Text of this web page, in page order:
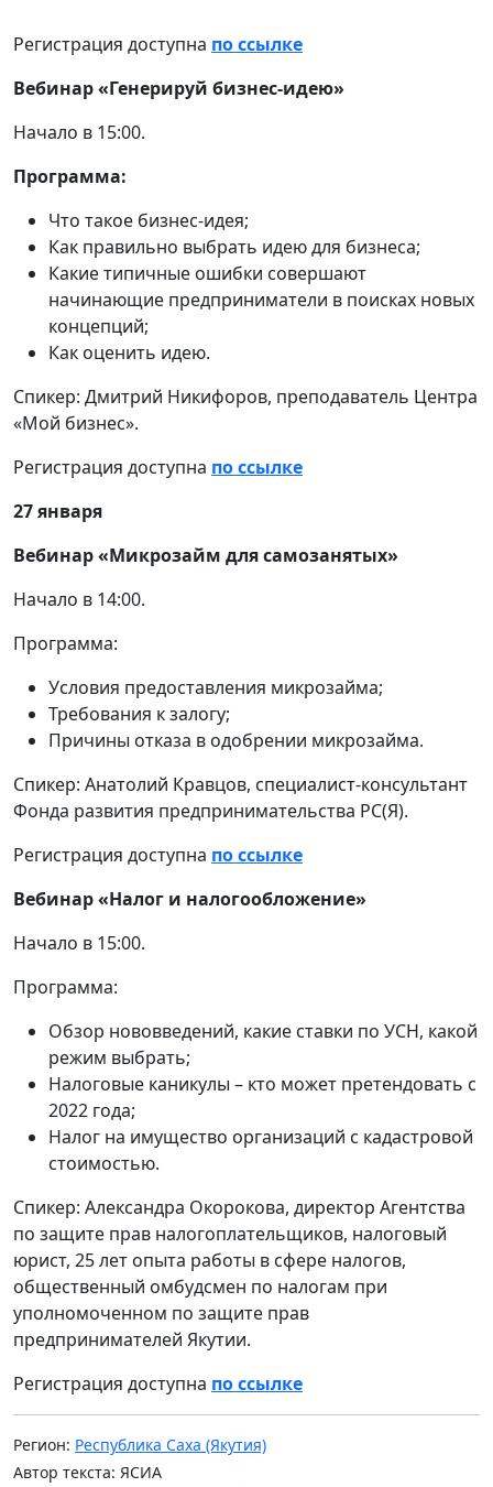
Регистрация доступна по ссылке
Вебинар «Генерируй бизнес-идею»
Начало в 15:00.
Программа:
Что такое бизнес-идея;
Как правильно выбрать идею для бизнеса;
Какие типичные ошибки совершают
начинающие предприниматели в поисках новых
концепций;
Как оценить идею.
Спикер: Дмитрий Никифоров, преподаватель Центра
«Мой бизнес».
Регистрация доступна по ссылке
27 января
Вебинар «Микрозайм для самозанятых»
Начало в 14:00.
Программа:
Условия предоставления микрозайма;
Требования к залогу;
Причины отказа в одобрении микрозайма.
Спикер: Анатолий Кравцов, специалист-консультант
Фонда развития предпринимательства РС(Я).
Регистрация доступна по ссылке
Вебинар «Налог и налогообложение»
Начало в 15:00.
Программа:
Обзор нововведений, какие ставки по УСН, какой
режим выбрать;
Налоговые каникулы – кто может претендовать с
2022 года;
Налог на имущество организаций с кадастровой
стоимостью.
Спикер: Александра Окорокова, директор Агентства
по защите прав налогоплательщиков, налоговый
юрист, 25 лет опыта работы в сфере налогов,
общественный омбудсмен по налогам при
уполномоченном по защите прав
предпринимателей Якутии.
Регистрация доступна по ссылке
Регион: Республика Саха (Якутия)
Автор текста: ЯСИА